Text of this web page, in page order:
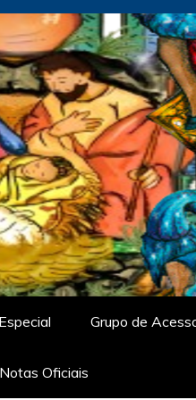
Samba
do Carnaval
Grupo de
Notas Oficiais